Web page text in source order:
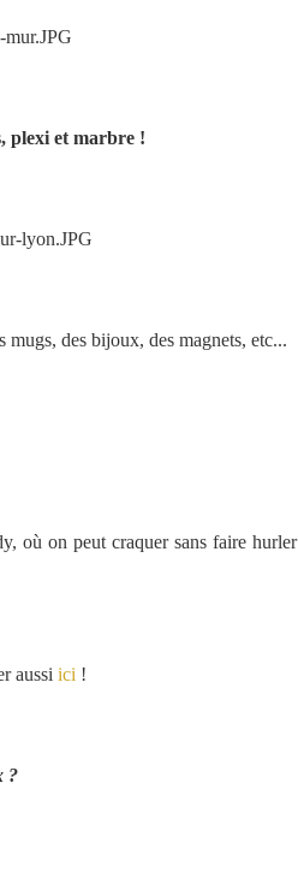
plexi et marbre !
mugs, des bijoux, des magnets, etc...
où on peut craquer sans faire hurler
aussi ici !
?